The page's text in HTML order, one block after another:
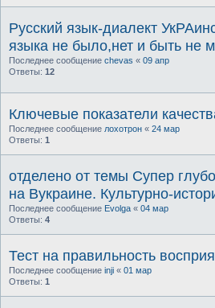
Русский язык-диалект
языка не было,нет и быть не
Последнее сообщение chevas « 09 апр
Ответы: 12
Ключевые показатели
Последнее сообщение лохотрон « 24 мар
Ответы: 1
отделено от темы Супер
на Вукраине. Культурно-
Последнее сообщение Evolga « 04 мар
Ответы: 4
Тест на правильность
Последнее сообщение inji « 01 мар
Ответы: 1